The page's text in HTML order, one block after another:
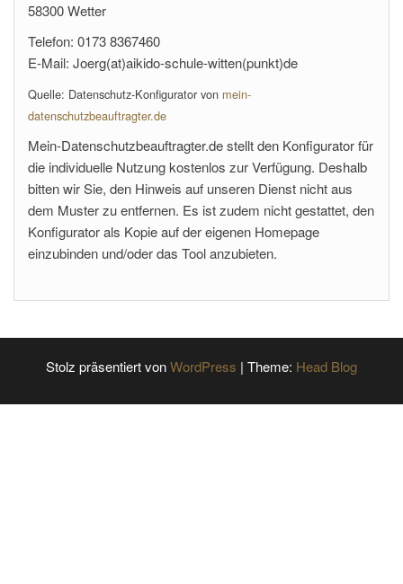
58300 Wetter
Telefon: 0173 8367460
E-Mail: Joerg(at)aikido-schule-witten(punkt)de
Quelle: Datenschutz-Konfigurator von mein-
datenschutzbeauftragter.de
Mein-Datenschutzbeauftragter.de stellt den Konfigurator für
die individuelle Nutzung kostenlos zur Verfügung. Deshalb
bitten wir Sie, den Hinweis auf unseren Dienst nicht aus
dem Muster zu entfernen. Es ist zudem nicht gestattet, den
Konfigurator als Kopie auf der eigenen Homepage
einzubinden und/oder das Tool anzubieten.
Stolz präsentiert vonWordPress | Theme: Head Blog